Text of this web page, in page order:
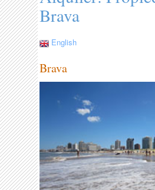
Brava
English
Brava